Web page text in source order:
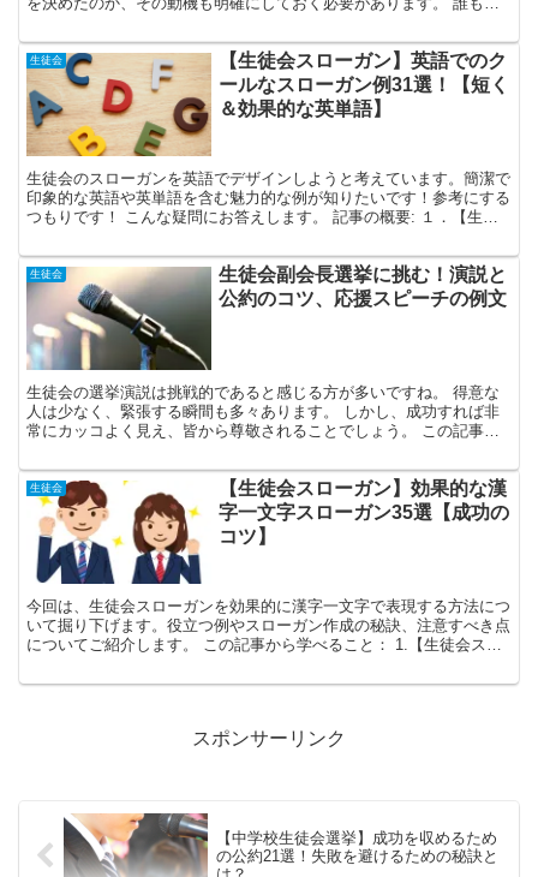
生徒会
【生徒会スローガン】英語でのク
ールなスローガン例31選！【短く
＆効果的な英単語】
生徒会のスローガンを英語でデザインしようと考えています。簡潔で
印象的な英語や英単語を含む魅力的な例が知りたいです！参考にする
つもりです！ こんな疑問にお答えします。 記事の概要: １．【生徒
生徒会
生徒会副会長選挙に挑む！演説と
公約のコツ、応援スピーチの例文
生徒会の選挙演説は挑戦的であると感じる方が多いですね。 得意な
人は少なく、緊張する瞬間も多々あります。 しかし、成功すれば非
常にカッコよく見え、皆から尊敬されることでしょう。 この記事で
生徒会
【生徒会スローガン】効果的な漢
字一文字スローガン35選【成功の
コツ】
今回は、生徒会スローガンを効果的に漢字一文字で表現する方法につ
いて掘り下げます。役立つ例やスローガン作成の秘訣、注意すべき点
についてご紹介します。 この記事から学べること： 1.【生徒会スロ
スポンサーリンク
【中学校生徒会選挙】成功を収めるため
の公約21選！失敗を避けるための秘訣と